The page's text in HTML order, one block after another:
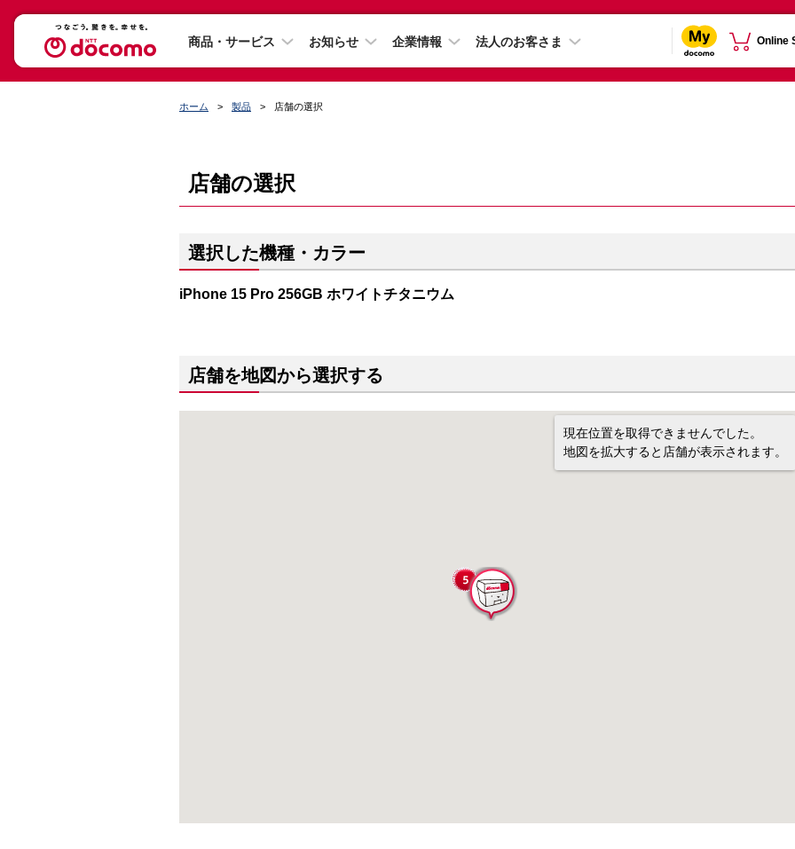
商品・サービス お知らせ 企業情報 法人のお客さま Online
ホーム 製品 店舗の選択
店舗の選択
選択した機種・カラー
iPhone 15 Pro 256GB ホワイトチタニウム
店舗を地図から選択する
現在位置を取得できませんでした。
地図を拡大すると店舗が表示されます。